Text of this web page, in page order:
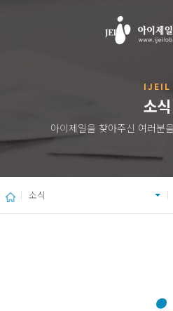
IJEIL
소식
아이제일을 찾아주신 여러분
소식